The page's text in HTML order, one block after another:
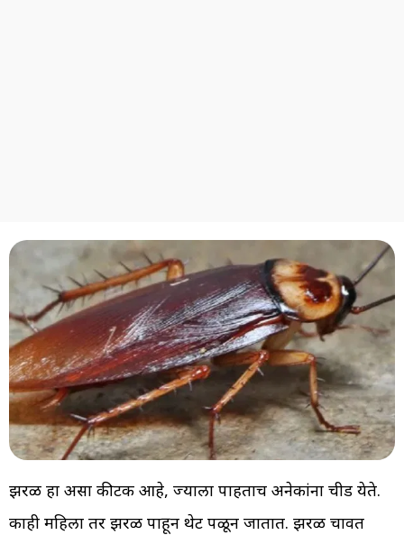
झुरळ हा असा कीटक आहे, ज्याला पाहताच अनेकांना चीड येते.
काही महिला तर झुरळ पाहून थेट पळून जातात. झुरळ चावत